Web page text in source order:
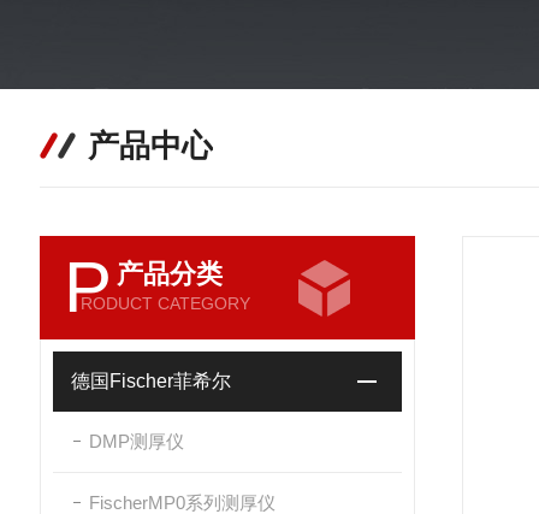
产品中心
P 产品分类
RODUCT CATEGORY
德国Fischer菲希尔
DMP测厚仪
FischerMP0系列测厚仪